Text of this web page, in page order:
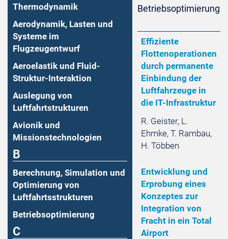
Thermodynamik
Aerodynamik, Lasten und
Systeme im
Flugzeugentwurf
Aeroelastik und Fluid-
Struktur-Interaktion
Auslegung von
Luftfahrtstrukturen
Avionik und
Missionstechnologien
B
Berechnung, Simulation und
Optimierung von
Luftfahrtsstrukturen
Betriebsoptimierung
C
Betriebsoptimierung
Effiziente
Flottenoperationen
durch permanente
Einbindung der
Luftfahrzeuge in
die IT-Infrastruktur
R. Geister, L.
Ehmke, T. Rambau,
H. Többen
Entwicklung und
Erprobung eines
Konzeptes zur
Integration von
Fracht in ein Total
Airport